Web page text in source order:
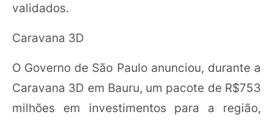
validados.
Caravana 3D
O Governo de São Paulo anunciou, durante a
Caravana 3D em Bauru, um pacote de R$753
milhões em investimentos para a região,